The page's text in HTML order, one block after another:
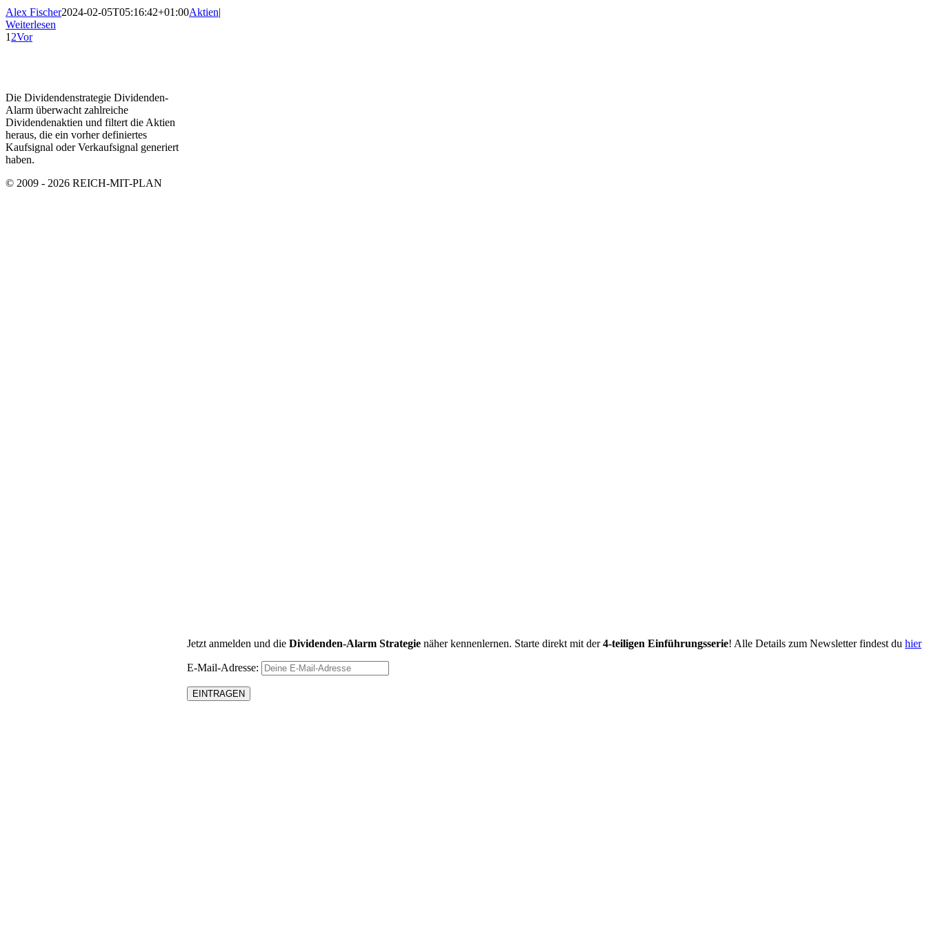
Alex Fischer2024-02-05T05:16:42+01:00Aktien|
Weiterlesen
1 2Vor
Jetzt anmelden und die Dividenden-Alarm Strategie näher kennenlernen. Starte direkt mit der4-teiligen Einführungsserie! Alle Details zum Newsletter findest du hier
E-Mail-Adresse:
Die Dividendenstrategie Dividenden-
Alarm überwacht zahlreiche
Dividendenaktien und filtert die Aktien
heraus, die ein vorher definiertes
Kaufsignal oder Verkaufsignal generiert
haben.
© 2009 - 2026 REICH-MIT-PLAN